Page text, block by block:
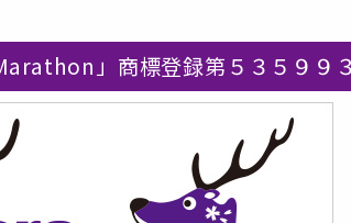
」商標登録第５３５９９